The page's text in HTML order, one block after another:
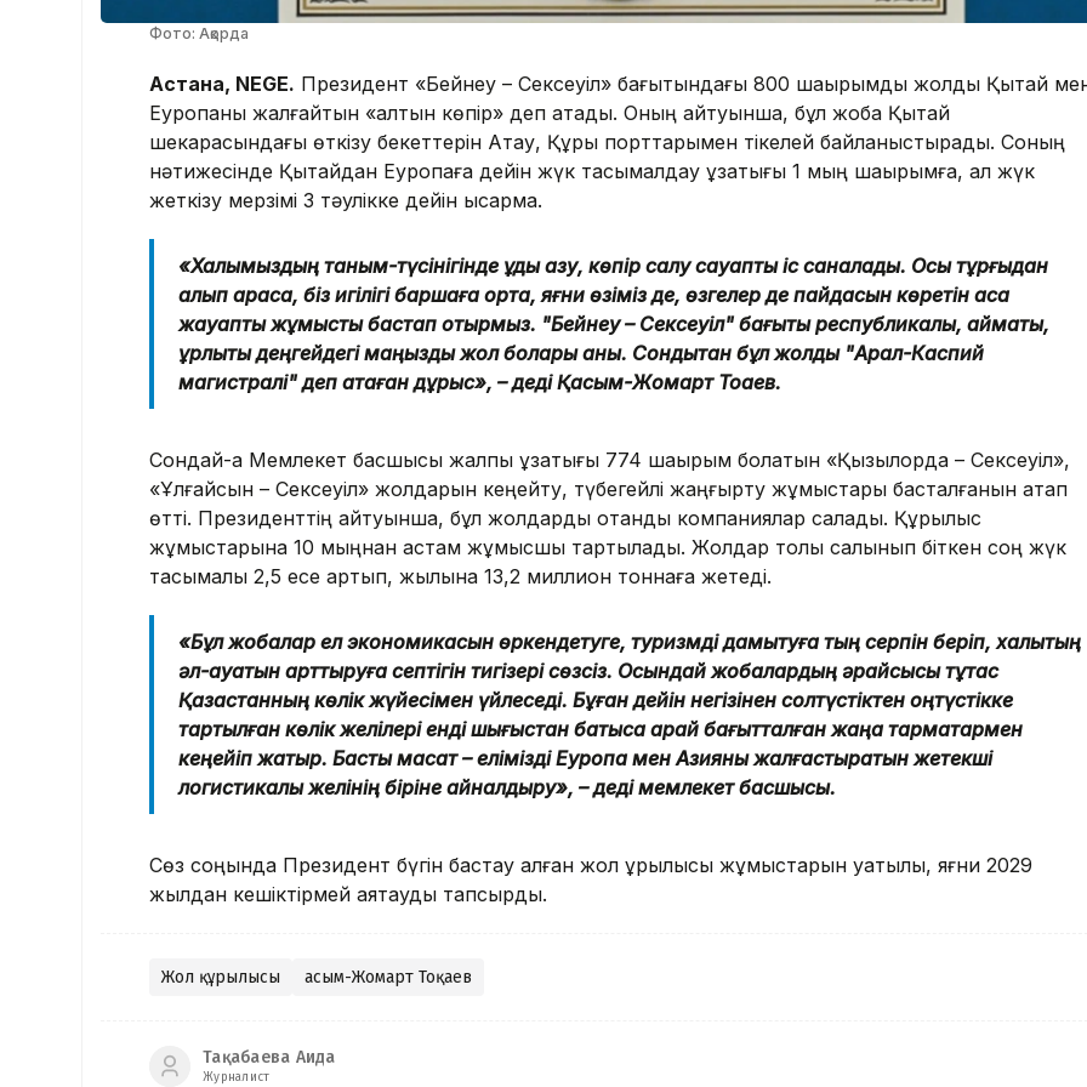
Фото: Ақорда
Астана, NEGE. Президент «Бейнеу – Сексеуіл» бағытындағы 800 шақырымдық жолды Қытай
Еуропаны жалғайтын «алтын көпір» деп атады. Оның айтуынша, бұл жоба Қытай
шекарасындағы өткізу бекеттерін Ақтау, Құрық порттарымен тікелей байланыстырады. Соның
нәтижесінде Қытайдан Еуропаға дейін жүк тасымалдау ұзақтығы 1 мың шақырымға, ал жүк
жеткізу мерзімі 3 тәулікке дейін қысқармақ.
«Халқымыздың таным-түсінігінде құдық қазу, көпір салу сауапты іс саналады. Осы тұрғыдан
алып қарасақ, біз игілігі баршаға ортақ, яғни өзіміз де, өзгелер де пайдасын көретін аса
жауапты жұмысты бастап отырмыз. "Бейнеу – Сексеуіл" бағыты республикалық, аймақтық,
құрлықтық деңгейдегі маңызды жол болары анық. Сондықтан бұл жолды "Арал-Каспий
магистралі" деп атаған дұрыс», – деді Қасым-Жомарт Тоқаев.
Сондай-ақ Мемлекет басшысы жалпы ұзақтығы 774 шақырым болатын «Қызылорда – Сексеуіл»,
«Ұлғайсын – Сексеуіл» жолдарын кеңейту, түбегейлі жаңғырту жұмыстары басталғанын атап
өтті. Президенттің айтуынша, бұл жолдарды отандық компаниялар салады. Құрылыс
жұмыстарына 10 мыңнан астам жұмысшы тартылады. Жолдар толық салынып біткен соң жүк
тасымалы 2,5 есе артып, жылына 13,2 миллион тоннаға жетеді.
«Бұл жобалар ел экономикасын өркендетуге, туризмді дамытуға тың серпін беріп, халықтың
әл-ауқатын арттыруға септігін тигізері сөзсіз. Осындай жобалардың әрқайсысы тұтас
Қазақстанның көлік жүйесімен үйлеседі. Бұған дейін негізінен солтүстіктен оңтүстікке
тартылған көлік желілері енді шығыстан батысқа қарай бағытталған жаңа тармақтармен
кеңейіп жатыр. Басты мақсат – елімізді Еуропа мен Азияны жалғастыратын жетекші
логистикалық желінің біріне айналдыру», – деді мемлекет басшысы.
Сөз соңында Президент бүгін бастау алған жол құрылысы жұмыстарын уақтылы, яғни 2029
жылдан кешіктірмей аяқтауды тапсырды.
Жол құрылысы Қасым-Жомарт Тоқаев
Тақабаева Аида
Журналист